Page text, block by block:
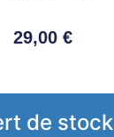
29,00 €
de stock